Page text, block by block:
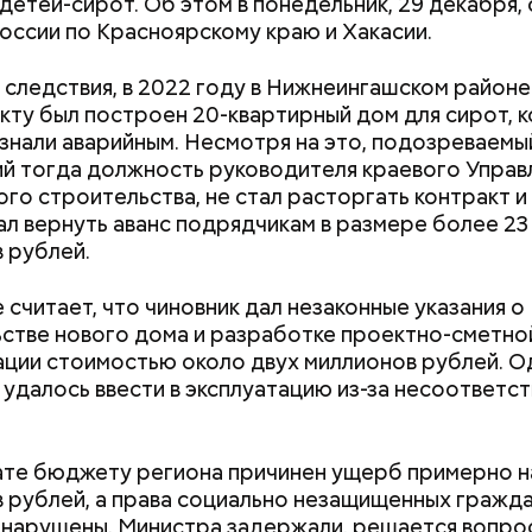
по Красноярскому краю и Хакасии.
в 2022 году в Нижнеингашском
был построен 20-квартирный дом для сирот,
аварийным. Несмотря на это,
тогда должность руководителя краевого
строительства, не стал расторгать контракт и
вернуть аванс подрядчикам в размере более 23
рублей.
что чиновник дал незаконные указания о
нового дома и разработке проектно-
стоимостью около двух миллионов рублей.
ввести в эксплуатацию из-за
бюджету региона причинен ущерб примерно
рублей, а права социально незащищенных
считали, что в период с 2019 по 2021 год
уплаты налогов на более чем 170 миллионов
распределил между родственниками и
реновации в Москве: где
искать информацию и сроки
диабета